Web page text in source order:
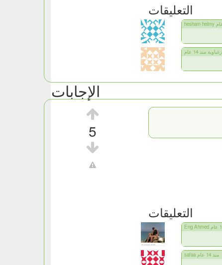
التعليقات
زغباوية منذ 14 عام
الإجابات
5
التعليقات
safaa منذ 14 عام